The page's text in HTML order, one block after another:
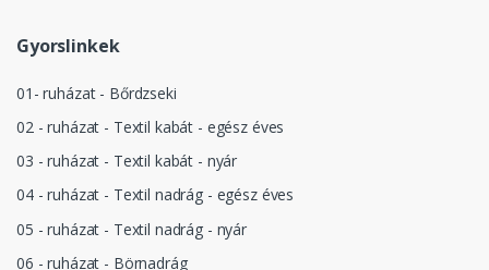
Gyorslinkek
01- ruházat - Bőrdzseki
02 - ruházat - Textil kabát - egész éves
03 - ruházat - Textil kabát - nyár
04 - ruházat - Textil nadrág - egész éves
05 - ruházat - Textil nadrág - nyár
06 - ruházat - Börnadrág